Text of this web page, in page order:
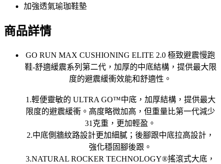
加強透氣瑜珈鞋墊
商品詳情
GO RUN MAX CUSHIONING ELITE 2.0 極致避震慢跑
鞋-舒適緩震系列第二代，加厚的中底結構，提供最大限
度的避震緩衝效能和舒適性。
1.輕便靈敏的 ULTRA GO™中底，加厚結構，提供最大
限度的避震緩衝。高度略微加高，但重量比第一代減少
31克重，更加輕盈。
2.中底側牆紋路設計更加細膩；後腳跟中底拉高設計，
強化穩固腳後跟。
3.NATURAL ROCKER TECHNOLOGY®搖滾式大底，